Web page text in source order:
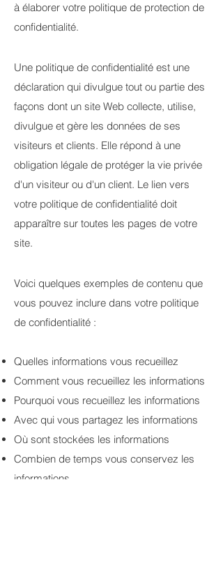
à élaborer votre politique de protection de
confidentialité.
Une politique de confidentialité est une
déclaration qui divulgue tout ou partie des
façons dont un site Web collecte, utilise,
divulgue et gère les données de ses
visiteurs et clients. Elle répond à une
obligation légale de protéger la vie privée
d'un visiteur ou d'un client. Le lien vers
votre politique de confidentialité doit
apparaître sur toutes les pages de votre
site.
Voici quelques exemples de contenu que
vous pouvez inclure dans votre politique
de confidentialité :
Quelles informations vous recueillez
Comment vous recueillez les informations
Pourquoi vous recueillez les informations
Avec qui vous partagez les informations
Où sont stockées les informations
Combien de temps vous conservez les
informations